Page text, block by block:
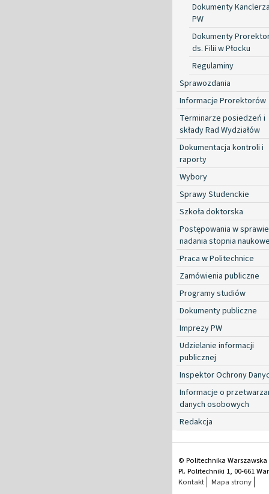
Dokumenty
PW
Dokumenty
ds. Filii w Płocku
Regulaminy
Sprawozdania
Informacje Prorektorów
Terminarze posiedzeń i
składy Rad Wydziałów
Dokumentacja kontroli i
raporty
Wybory
Sprawy Studenckie
Szkoła doktorska
Postępowania w sprawie
nadania stopnia
Praca w Politechnice
Zamówienia publiczne
Programy studiów
Dokumenty publiczne
Imprezy PW
Udzielanie informacji
publicznej
Inspektor Ochrony
Informacje o
danych osobowych
Redakcja
© Politechnika Warszawska
Pl. Politechniki 1, 00-661
Kontakt
Mapa strony